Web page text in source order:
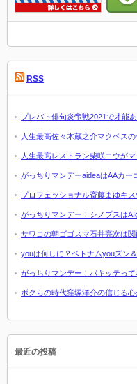
RSS
プレバト俳句炎帝戦2021で才能
人生最高佐々木蔵之介マクベス
人生最高レストラン柴咲コウが
がっちりマンデーaideaはAAカー
プロフェッショナル斎藤まゆキ
がっちりマンデー！シノプスは
サワコの朝ゴゴスマ石井亮次は
youは何しに？ベトナムyouズン
がっちりマンデー！パキッテっ
ボクらの時代窪塚洋介の信じる
最近の投稿